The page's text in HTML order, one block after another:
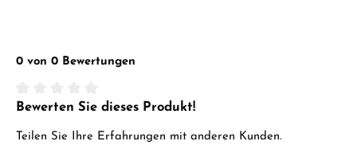
0 von 0 Bewertungen
Durchschnittliche Bewertung von 0 von 5 Sternen
Bewerten Sie dieses Produkt!
Teilen Sie Ihre Erfahrungen mit anderen Kunden.